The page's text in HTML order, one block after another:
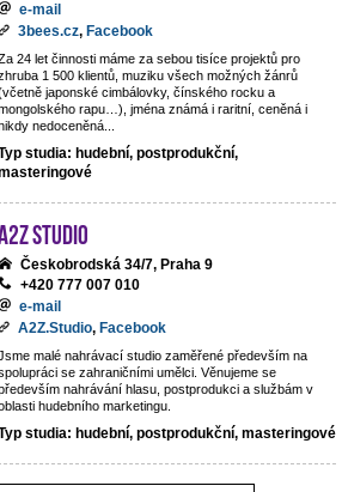
e-mail
3bees.cz, Facebook
24 let činnosti máme za sebou tisíce projektů pro
1 500 klientů, muziku všech možných žánrů
japonské cimbálovky, čínského rocku a
rapu…), jména známá i raritní, ceněná i
nedoceněná...
studia: hudební, postprodukční,
A2Z Studio
Českobrodská 34/7, Praha 9
+420 777 007 010
e-mail
A2Z.Studio, Facebook
malé nahrávací studio zaměřené především na
se zahraničními umělci. Věnujeme se
nahrávání hlasu, postprodukci a službám v
hudebního marketingu.
studia: hudební, postprodukční, masteringové